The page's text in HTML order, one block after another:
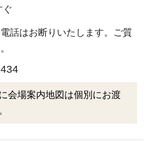
ぐ
話はお断りいたします。ご質
会場案内地図は個別にお渡